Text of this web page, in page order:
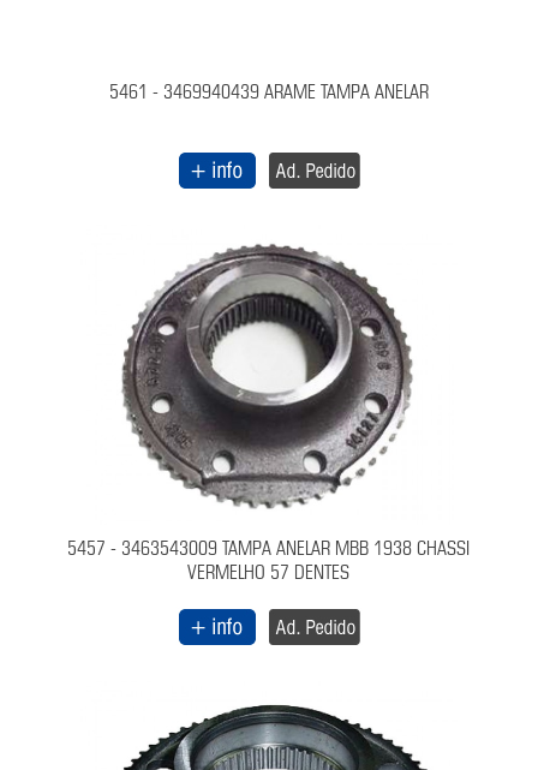
5461 - 3469940439 ARAME TAMPA ANELAR
5457 - 3463543009 TAMPA ANELAR MBB 1938 CHASSI
VERMELHO 57 DENTES